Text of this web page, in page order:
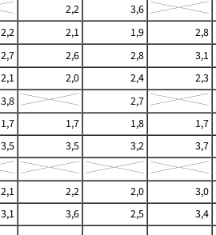
2,2
3,6
2,2 2,1 1,9 2,8
2,7 2,6 2,8 3,1
2,1 2,0 2,4 2,3
3,8 2,7
1,7 1,7 1,8 1,7
3,5 3,5 3,2 3,7
2,1 2,2 2,0 3,0
3,1 3,6 2,5 3,4